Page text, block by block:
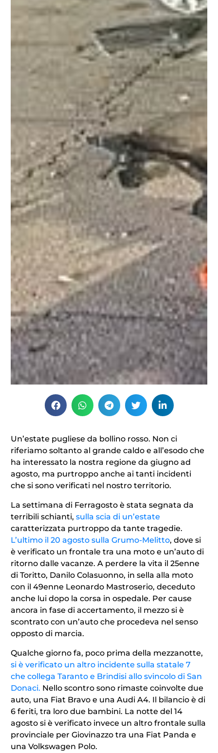
Un’estate pugliese da bollino rosso. Non ci
riferiamo soltanto al grande caldo e all’esodo che
ha interessato la nostra regione da giugno ad
agosto, ma purtroppo anche ai tanti incidenti
che si sono verificati nel nostro territorio.
La settimana di Ferragosto è stata segnata da
terribili schianti,sulla scia di un’estate
caratterizzata purtroppo da tante tragedie.
L’ultimo il 20 agosto sulla Grumo-Melitto, dove si
è verificato un frontale tra una moto e un’auto di
ritorno dalle vacanze. A perdere la vita il 25enne
di Toritto, Danilo Colasuonno, in sella alla moto
con il 49enne Leonardo Mastroserio, deceduto
anche lui dopo la corsa in ospedale. Per cause
ancora in fase di accertamento, il mezzo si è
scontrato con un’auto che procedeva nel senso
opposto di marcia.
Qualche giorno fa, poco prima della mezzanotte,
si è verificato un altro incidente sulla statale 7
che collega Taranto e Brindisi allo svincolo di San
Donaci. Nello scontro sono rimaste coinvolte due
auto, una Fiat Bravo e una Audi A4. Il bilancio è di
6 feriti, tra loro due bambini. La notte del 14
agosto si è verificato invece un altro frontale sulla
provinciale per Giovinazzo tra una Fiat Panda e
una Volkswagen Polo.